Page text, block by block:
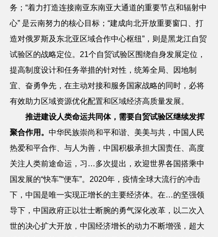
务；“着力打造连接南亚东南亚大通道的重要节点和辐射中
心” 是云南努力的核心目标；“建成向北开放重要窗口、打
造对俄罗斯及东北亚区域合作中心枢纽”，则是黑龙江自贸
试验区的战略定位。 21个自贸试验区围绕自身发展定位，
提高制度设计和任务举措的针对性，统筹全局、因地制
宜、奋勇争先，在主动对接和服务国家战略的同时，必将
有效助力区域资源优化配置和区域经济高质量发展。
推进建设人类命运共同体，需要自贸试验区继续发挥
聚合作用。 中华民族崇尚和平和谐、美美与共，中国人民
热爱和平合作、与人为善，中国积极承担大国责任、高度
关注人类前途命运，习…多次提出，欢迎世界各国搭乘中
国发展的“快车”“便车”。 2020年，疫情全球大流行的冲击
下，中国是唯一实现正增长的主要经济体。在…的坚强领
导下，中国政府正以壮士断腕的勇气深化改革，以二次入
世的决心扩大开放，中国经济增长的动力不断增强，超大